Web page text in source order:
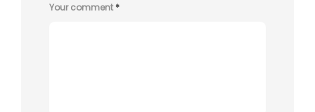
Your comment*